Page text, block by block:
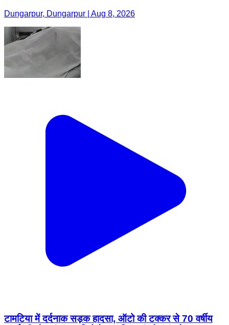
Dungarpur, Dungarpur | Aug 8, 2026
टामटिया में दर्दनाक सड़क हादसा, ऑटो की टक्कर से 70 वर्षीय